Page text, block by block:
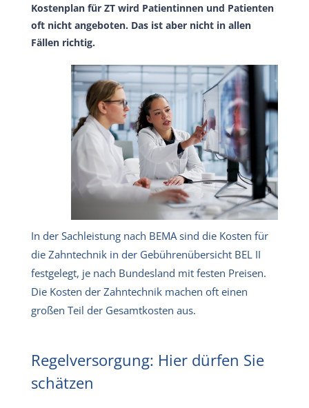
Kostenplan für ZT wird Patientinnen und Patienten
oft nicht angeboten. Das ist aber nicht in allen
Fällen richtig.
In der Sachleistung nach BEMA sind die Kosten für
die Zahntechnik in der Gebührenübersicht BEL II
festgelegt, je nach Bundesland mit festen Preisen.
Die Kosten der Zahntechnik machen oft einen
großen Teil der Gesamtkosten aus.
Regelversorgung: Hier dürfen Sie
schätzen